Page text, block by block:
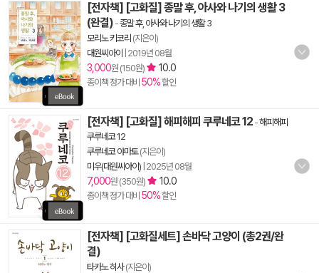
[전자책] [고화질] 종말 후, 아사와 나기의 생활 3
(완결) -종말 후, 아사와 나기의 생활 3
모리노 키코리 (지은이)
대원씨아이
2019년 08월
3,000원 (150원) 10.0
종이책 정가 대비 50%할인
[전자책] [고화질] 해피해피 쿠루네코 12 -해피해피
쿠루네코 12
쿠루네코 야마토(지은이)
미우(대원씨아이) 2025년 08월
7,000원 (350원) 10.0
종이책 정가 대비 50%할인
[전자책] [고화질세트] 손바닥 고양이 (총2권/완
결)
타카노 히사(지은이)